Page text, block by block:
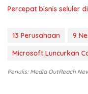
Percepat bisnis seluler
13 Perusahaan 9
Microsoft Luncurkan
Penulis: Media OutReach